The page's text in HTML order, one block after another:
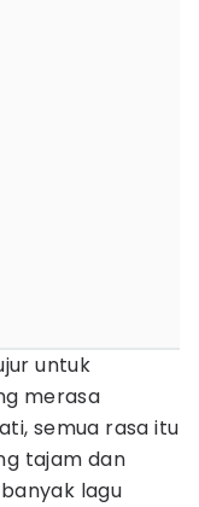
untuk
merasa
semua rasa itu
tajam dan
lagu